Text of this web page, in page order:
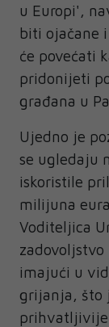
u Europi',
biti ojačane
će povećati
pridonijeti
građana u
Ujedno je
se ugledaju
iskoristile
milijuna
Voditeljica
imajući u
grijanja, što